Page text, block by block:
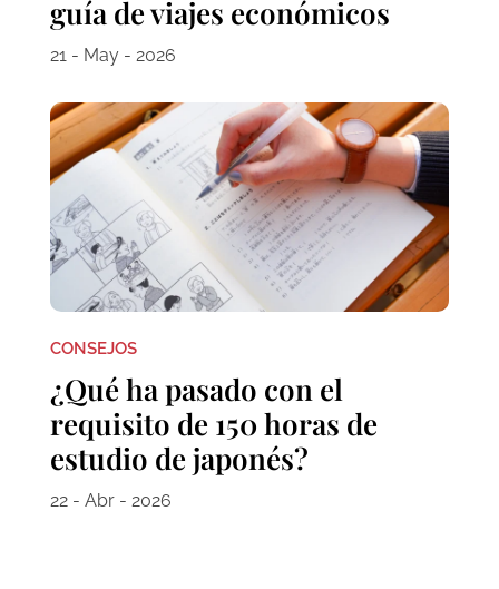
guía de viajes económicos
21 - May - 2026
CONSEJOS
¿Qué ha pasado con el
requisito de 150 horas de
estudio de japonés?
22 - Abr - 2026